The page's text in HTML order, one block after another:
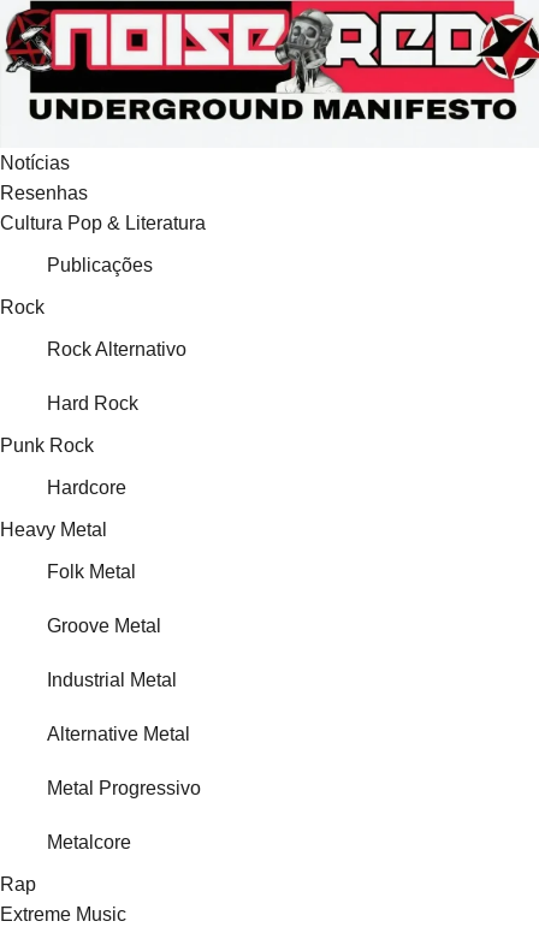
para
o
conteúdo
Notícias
Resenhas
Cultura Pop & Literatura
Publicações
Rock
Rock Alternativo
Hard Rock
Punk Rock
Hardcore
Heavy Metal
Folk Metal
Groove Metal
Industrial Metal
Alternative Metal
Metal Progressivo
Metalcore
Rap
Extreme Music